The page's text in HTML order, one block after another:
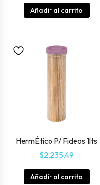
Añadir al carrito
HermÉtico P/ Fideos 1lts
$2,235.49
Añadir al carrito